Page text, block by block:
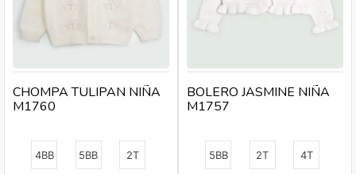
4BB 5BB 2T
CHOMPA TULIPAN NIÑA
M1760
5BB 2T 4T
BOLERO JASMINE NIÑA
M1757